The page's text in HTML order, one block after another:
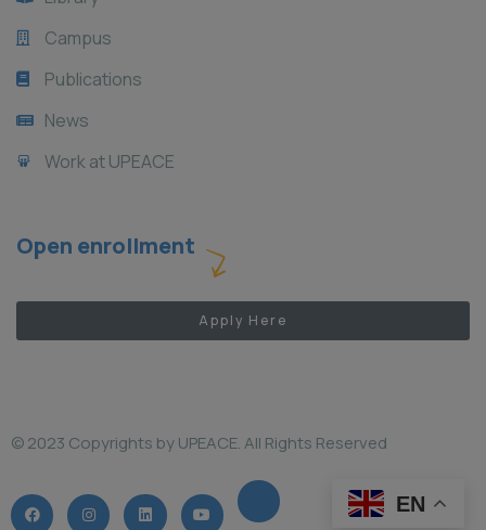
Campus
Publications
News
Work at UPEACE
Open enrollment
Apply Here
© 2023 Copyrights by UPEACE. All Rights Reserved
EN